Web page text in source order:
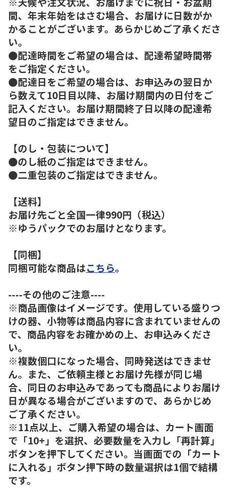
間、年末年始をはさむ場合、お届けに日数がか
かることがございます。あらかじめご了承くださ
い。
●配達時間をご希望の場合は、配達希望時間帯
をご指定ください。
●配達日をご希望の場合は、お申込みの翌日か
ら数えて10日目以降、お届け期間内の日付をご
記入ください。お届け期間終了日以降の配達希
望日のご指定はできません。
【のし・包装について】
●のし紙のご指定はできません。
●二重包装のご指定はできません。
【送料】
お届け先ごと全国一律990円（税込）
※ゆうパックでのお届けとなります。
【同梱】
同梱可能な商品はこちら。
----その他のご注意----
※商品画像はイメージです。使用している盛りつ
けの器、小物等は商品内容に含まれていませんの
で、商品内容をお確かめの上、お申込みくださ
い。
※複数個口になった場合、同時発送はできませ
ん。また、ご依頼主様とお届け先様が同じ場
合、同日のお申込みであっても商品によりお届け
日が異なる場合がございますので、あらかじめ
ご了承ください。
※11点以上、ご購入希望の場合は、カート画面
で「10+」を選択、必要数量を入力し「再計算」
ボタンを押下してください。当画面での「カート
に入れる」ボタン押下時の数量選択は1個で結構
です。